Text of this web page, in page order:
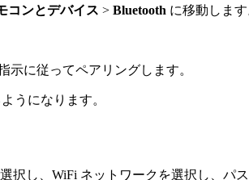
コンとデバイス > Bluetooth に移動します
示に従ってペアリングします。
うになります。
択し、WiFi ネットワークを選択し、パ